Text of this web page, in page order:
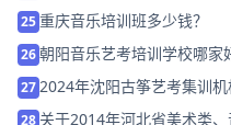
25重庆音乐培训班多少钱？
26朝阳音乐艺考培训学校哪家
27 2024年沈阳古筝艺考集训机
28 关于2014年河北省美术类